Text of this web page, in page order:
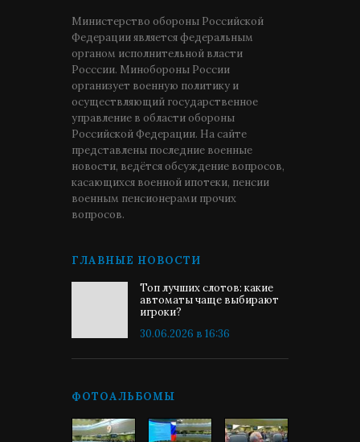
Министерство обороны Российской
Федерации является федеральным
органом исполнительной власти
Росссии. Минобороны России
организует военную политику и
осуществляющий государственное
управление в области обороны
Российской Федерации. На сайте
представлены последние военные
новости, ведётся обсуждение вопросов,
касающихся военной ипотеки, пенсии
военным пенсионерами прочих
вопросов.
ГЛАВНЫЕ НОВОСТИ
Топ лучших слотов: какие
автоматы чаще выбирают
игроки?
30.06.2026 в 16:36
ФОТОАЛЬБОМЫ